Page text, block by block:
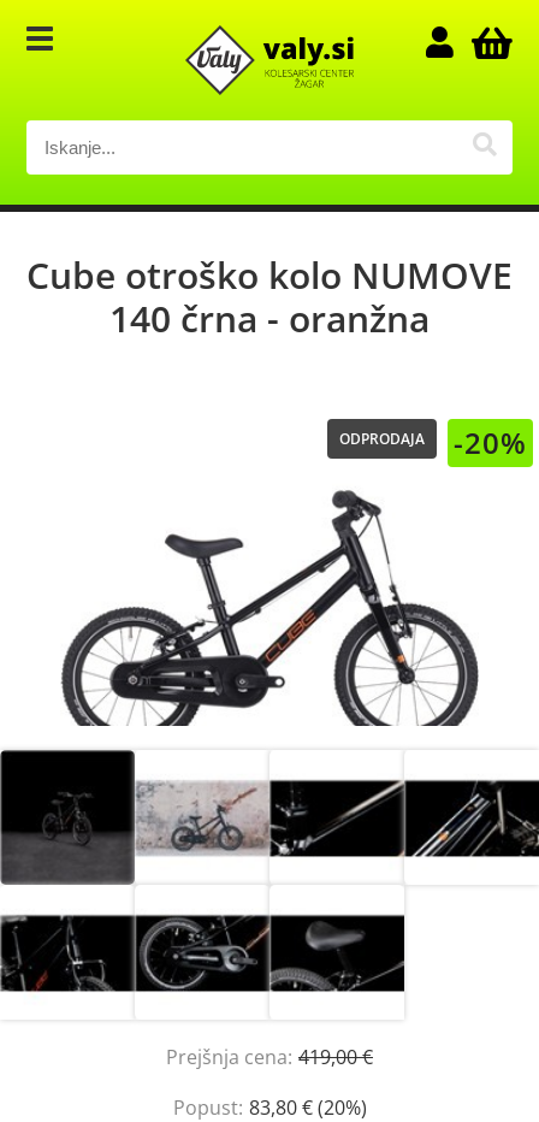
Cube otroško kolo NUMOVE
140 črna - oranžna
-20%
Prejšnja cena: 419,00 €
Popust: 83,80 € (20%)